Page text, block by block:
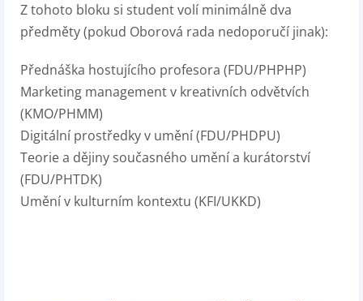
Z tohoto bloku si student volí minimálně dva
předměty (pokud Oborová rada nedoporučí jinak):
Přednáška hostujícího profesora (FDU/PHPHP)
Marketing management v kreativních odvětvích
(KMO/PHMM)
Digitální prostředky v umění (FDU/PHDPU)
Teorie a dějiny současného umění a kurátorství
(FDU/PHTDK)
Umění v kulturním kontextu (KFI/UKKD)